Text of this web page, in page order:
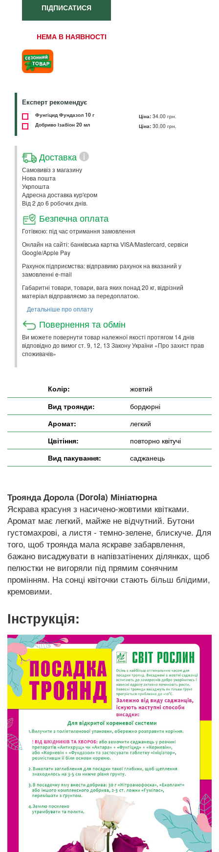
ПІДПИСАТИСЯ
НЕМА В НАЯВНОСТІ
Експерт рекомендує
Фунгіцид Фундазол 10 г Ціна: 34.00 грн.
Добриво Ізабіон 20 мл
Ціна: 30.00 грн.
Доставка i
Самовивіз з магазину
Нова пошта
Укрпошта
Адресна доставка кур'єром
Від 2 до 6 робочих днів.
Безпечна оплата
Готівкою: під час отримання замовлення
Онлайн на сайті: банківська картка VISA/Mastercard, сервіси
Google/Apple Pay
Рахунок підприємства: відправимо рахунок на вказаний у
замовленні e-mail
Габаритні товари, товари, вага яких понад 20 кг, відрізний
матеріал відправляємо за передоплатою.
Детальніше про оплату
Повернення та обмін
Ви можете повернути товар належної якості протягом 14 днів
відповідно до вимог ст. 9, 12, 13 Закону України «Про захист прав
споживачів»
Колір:
жовтий
Вид троянди:
бордюрні
Аромат:
легкий
Цвітіння:
повторно квітучі
Вид пакування:
саджанець
Троянда Дорола (Dorola) Мініатюрна
Яскрава красуня з насичено-жовтими квітками.
Аромат має легкий, майже не відчутний. Бутони
густомахрові, а листя - темно-зелене, блискуче. Для
того, щоб троянда мала яскраве забарвлення,
бажано висаджувати в напівзатінених ділянках, щоб
пелюстки не вигоряли під прямим сонячним
промінням. На сонці квіточки стають більш блідими,
кремовими.
Інструкція: